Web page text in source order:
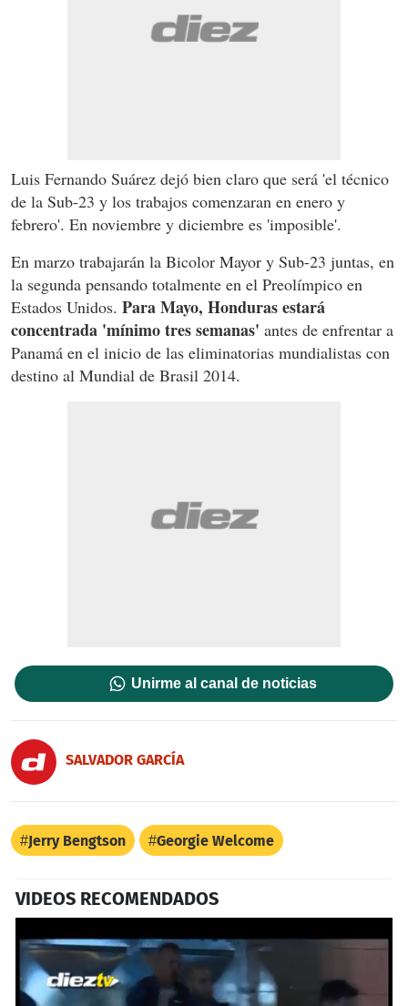
Luis Fernando Suárez dejó bien claro que será 'el técnico
de la Sub-23 y los trabajos comenzaran en enero y
febrero'. En noviembre y diciembre es 'imposible'.
En marzo trabajarán la Bicolor Mayor y Sub-23 juntas, en
la segunda pensando totalmente en el Preolímpico en
Estados Unidos. Para Mayo, Honduras estará
concentrada 'mínimo tres semanas' antes de enfrentar a
Panamá en el inicio de las eliminatorias mundialistas con
destino al Mundial de Brasil 2014.
Unirme al canal de noticias
SALVADOR GARCÍ­A
Jerry Bengtson Georgie Welcome
VIDEOS RECOMENDADOS